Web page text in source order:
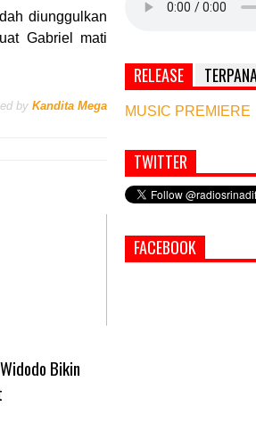
diunggulkan
Gabriel mati
by Kandita Mega
Bikin
RELEASE
MUSIC PREMIERE
World
Panjang
TWITTER
FACEBOOK